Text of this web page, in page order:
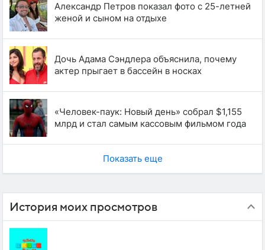
Александр Петров показал фото с 25-летней
женой и сыном на отдыхе
Дочь Адама Сэндлера объяснила, почему
актер прыгает в бассейн в носках
«Человек-паук: Новый день» собрал $1,155
млрд и стал самым кассовым фильмом года
Показать еще
История моих просмотров